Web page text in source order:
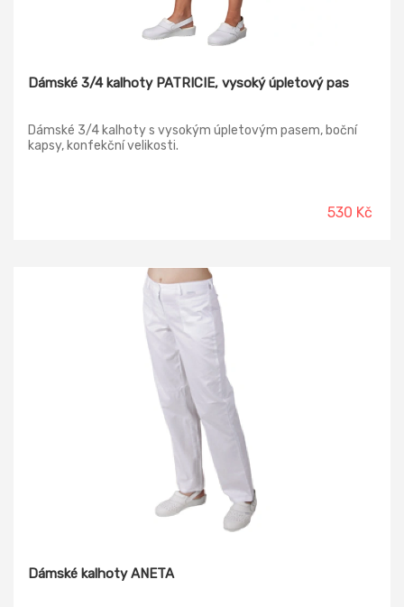
Dámské 3/4 kalhoty PATRICIE, vysoký úpletový pas
Dámské 3/4 kalhoty s vysokým úpletovým pasem, boční
kapsy, konfekční velikosti.
530 Kč
Dámské kalhoty ANETA